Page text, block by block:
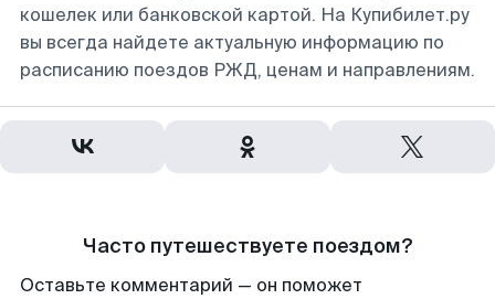
кошелек или банковской картой. На Купибилет.ру
вы всегда найдете актуальную информацию по
расписанию поездов РЖД, ценам и направлениям.
Часто путешествуете поездом?
Оставьте комментарий — он поможет